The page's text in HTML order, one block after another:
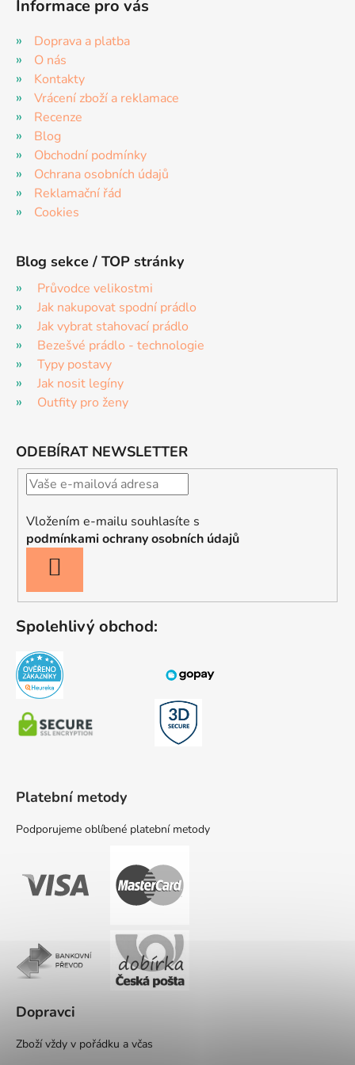
Informace pro vás
Doprava a platba
O nás
Kontakty
Vrácení zboží a reklamace
Recenze
Blog
Obchodní podmínky
Ochrana osobních údajů
Reklamační řád
Cookies
Blog sekce / TOP stránky
Průvodce velikostmi
Jak nakupovat spodní prádlo
Jak vybrat stahovací prádlo
Bezešvé prádlo - technologie
Typy postavy
Jak nosit legíny
Outfity pro ženy
ODEBÍRAT NEWSLETTER
Vložením e-mailu souhlasíte s
podmínkami ochrany osobních údajů
SE
Spolehlivý obchod:
Platební metody
Podporujeme oblíbené platební metody
Dopravci
Zboží vždy v pořádku a včas